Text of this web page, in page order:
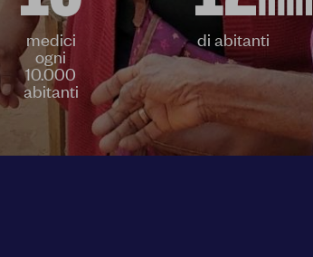
medici
ogni
10.000
abitanti
di abitanti